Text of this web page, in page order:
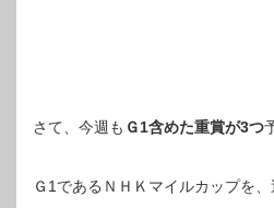
さて、今週も Ｇ1含めた重賞が3つ
Ｇ1であるＮＨＫマイルカップを